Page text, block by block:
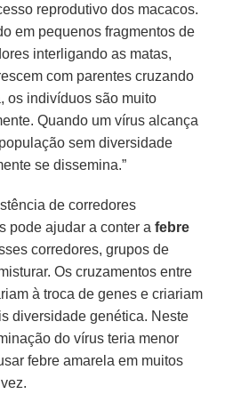
reprodutivo dos macacos.
em pequenos fragmentos de
interligando as matas,
com parentes cruzando
os indivíduos são muito
Quando um vírus alcança
sem diversidade
se dissemina.”
de corredores
pode ajudar a conter afebre
corredores, grupos de
Os cruzamentos entre
à troca de genes e criariam
diversidade genética. Neste
do vírus teria menor
febre amarela em muitos